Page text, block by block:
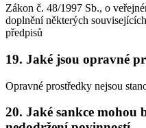
Zákon č. 48/1997 Sb., o
doplnění některých
předpisů
19. Jaké jsou opravné
Opravné prostředky nejsou
20. Jaké sankce